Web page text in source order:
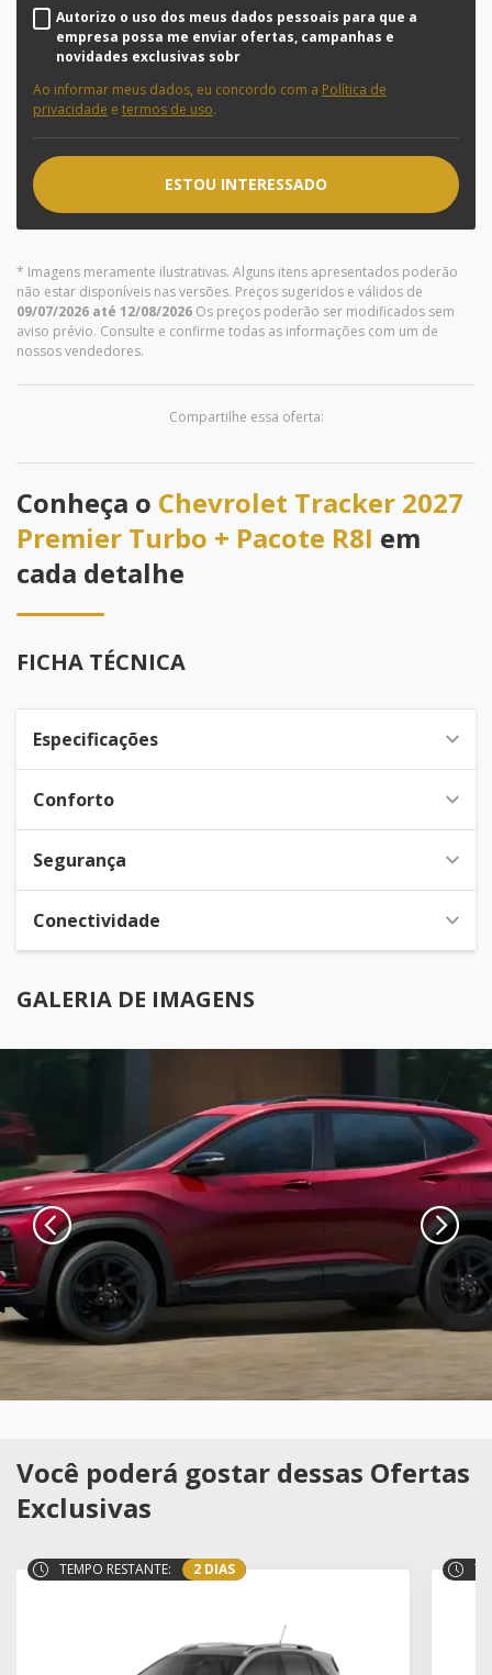
Autorizo o uso dos meus dados pessoais para que a
empresa possa me enviar ofertas, campanhas e
novidades exclusivas sobr
Ao informar meus dados, eu concordo com a Política de
privacidade e termos de uso.
ESTOU INTERESSADO
* Imagens meramente ilustrativas. Alguns itens apresentados poderão
não estar disponíveis nas versões. Preços sugeridos e válidos de
09/07/2026 até 12/08/2026 Os preços poderão ser modificados sem
aviso prévio. Consulte e confirme todas as informações com um de
nossos vendedores.
Compartilhe essa oferta:
Conheça o Chevrolet Tracker 2027
Premier Turbo + Pacote R8I em
cada detalhe
FICHA TÉCNICA
Especificações
Conforto
Segurança
Conectividade
GALERIA DE IMAGENS
Você poderá gostar dessas Ofertas
Exclusivas
TEMPO RESTANTE: 2 DIAS